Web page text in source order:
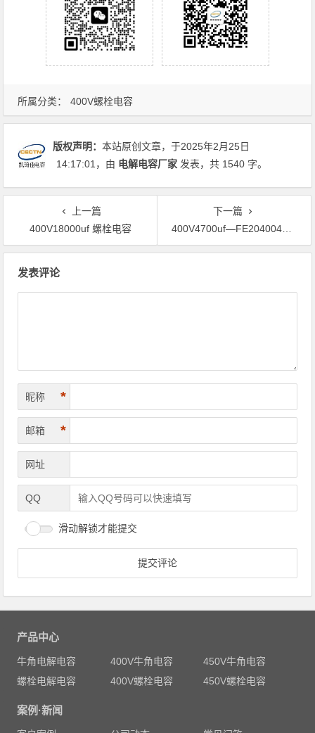
所属分类： 400V螺栓电容
版权声明：本站原创文章，于2025年2月25日
14:17:01 ，由 电解电容厂家 发表，共 1540 字。
上一篇
400V18000uf 螺栓电容
下一篇
400V4700uf—FE20400472A6C0S2
发表评论
昵称 *
邮箱 *
网址
QQ
滑动解锁才能提交
产品中心
牛角电解电容 400V牛角电容
450V牛角电容
螺栓电解电容
400V螺栓电容 450V螺栓电容
案例·新闻